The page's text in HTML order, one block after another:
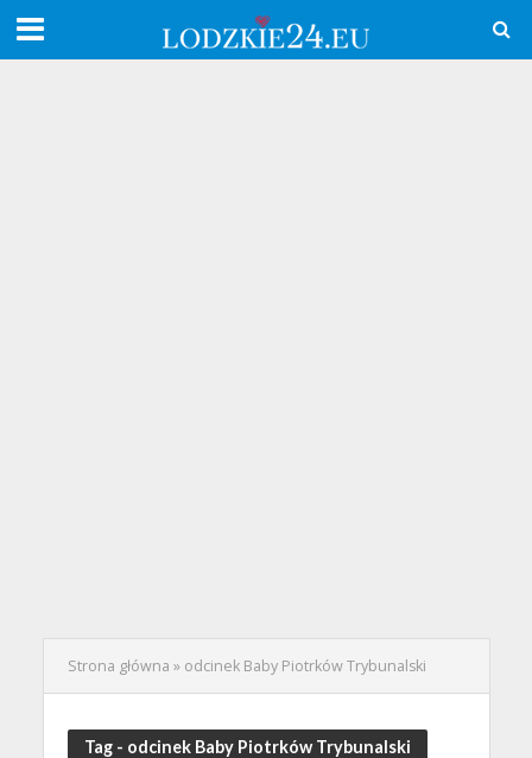
Strona główna » odcinek Baby Piotrków Trybunalski
Tag - odcinek Baby Piotrków Trybunalski